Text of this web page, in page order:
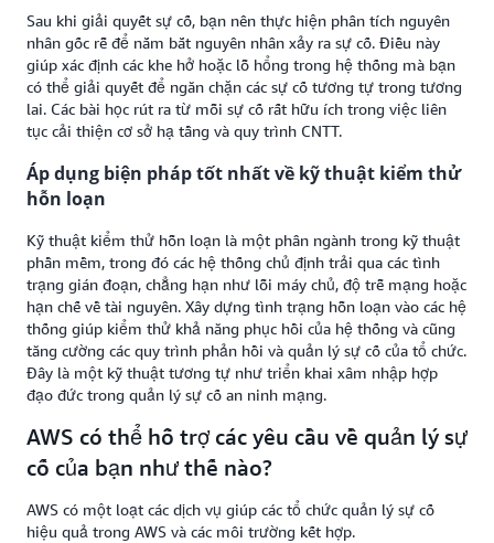
Sau khi giải quyết sự cố, bạn nên thực hiện phân tích nguyên
nhân gốc rễ để nắm bắt nguyên nhân xảy ra sự cố. Điều này
giúp xác định các khe hở hoặc lỗ hổng trong hệ thống mà bạn
có thể giải quyết để ngăn chặn các sự cố tương tự trong tương
lai. Các bài học rút ra từ mỗi sự cố rất hữu ích trong việc liên
tục cải thiện cơ sở hạ tầng và quy trình CNTT.
Áp dụng biện pháp tốt nhất về kỹ thuật kiểm thử
hỗn loạn
Kỹ thuật kiểm thử hỗn loạn là một phân ngành trong kỹ thuật
phần mềm, trong đó các hệ thống chủ định trải qua các tình
trạng gián đoạn, chẳng hạn như lỗi máy chủ, độ trễ mạng hoặc
hạn chế về tài nguyên. Xây dựng tình trạng hỗn loạn vào các hệ
thống giúp kiểm thử khả năng phục hồi của hệ thống và cũng
tăng cường các quy trình phản hồi và quản lý sự cố của tổ chức.
Đây là một kỹ thuật tương tự như triển khai xâm nhập hợp
đạo đức trong quản lý sự cố an ninh mạng.
AWS có thể hỗ trợ các yêu cầu về quản lý sự
cố của bạn như thế nào?
AWS có một loạt các dịch vụ giúp các tổ chức quản lý sự cố
hiệu quả trong AWS và các môi trường kết hợp.